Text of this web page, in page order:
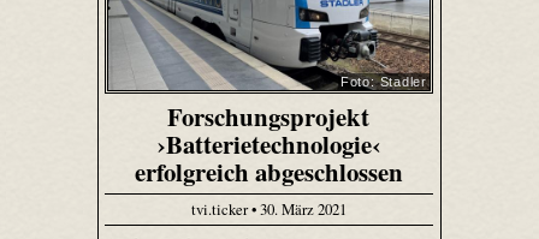
Foto: Stadler
Forschungsprojekt
›Batterietechnologie‹
erfolgreich abgeschlossen
tvi.ticker • 30. März 2021